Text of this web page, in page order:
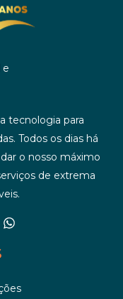
e
tecnologia para
Todos os dias há
o nosso máximo
de extrema